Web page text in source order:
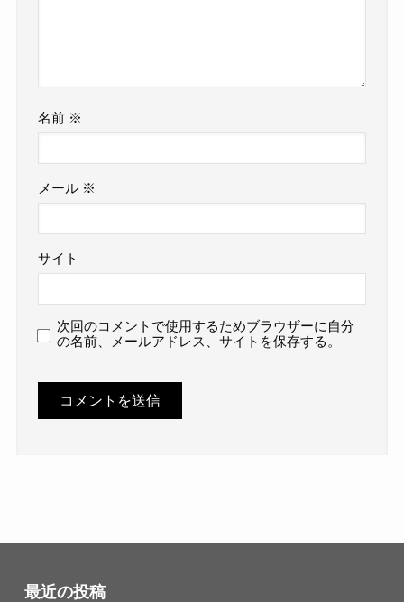
名前 ※
メール ※
サイト
次回のコメントで使用するためブラウザーに自分
の名前、メールアドレス、サイトを保存する。
最近の投稿